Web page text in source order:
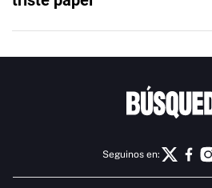
Seguinos en: